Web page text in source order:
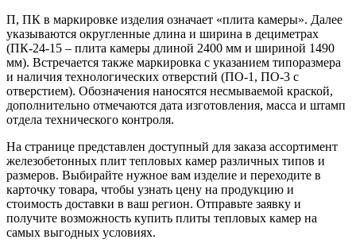
П, ПК в маркировке изделия означает «плита камеры». Далее
указываются округленные длина и ширина в дециметрах
(ПК-24-15 – плита камеры длиной 2400 мм и шириной 1490
мм). Встречается также маркировка с указанием типоразмера
и наличия технологических отверстий (ПО-1, ПО-3 с
отверстием). Обозначения наносятся несмываемой краской,
дополнительно отмечаются дата изготовления, масса и штамп
отдела технического контроля.
На странице представлен доступный для заказа ассортимент
железобетонных плит тепловых камер различных типов и
размеров. Выбирайте нужное вам изделие и переходите в
карточку товара, чтобы узнать цену на продукцию и
стоимость доставки в ваш регион. Отправьте заявку и
получите возможность купить плиты тепловых камер на
самых выгодных условиях.